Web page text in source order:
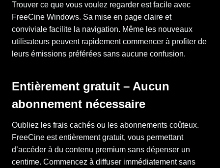
Trouver ce que vous voulez regarder est facile avec
FreeCine Windows. Sa mise en page claire et
conviviale facilite la navigation. Même les nouveaux
utilisateurs peuvent rapidement commencer à profiter de
leurs émissions préférées sans aucune confusion.
Entièrement gratuit – Aucun
abonnement nécessaire
Oubliez les frais cachés ou les abonnements coûteux.
FreeCine est entièrement gratuit, vous permettant
d’accéder à du contenu premium sans dépenser un
centime. Commencez à diffuser immédiatement sans